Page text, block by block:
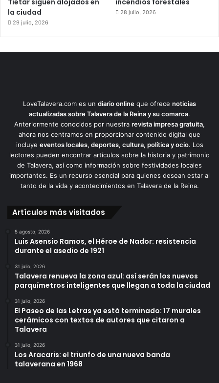
Tiétar siguen alojados en
la ciudad
29 julio, 2026
incendios forestales
28 julio, 2026
LoveTalavera.com es un diario online que ofrece noticias
actualizadas sobre Talavera de la Reina y su comarca.
Anteriormente conocidos por nuestra revista impresa gratuita,
ahora nos centramos en proporcionar contenido digital que
incluye eventos locales, deportes, cultura, política y ocio. Los
lectores pueden encontrar artículos sobre la historia y patrimonio
de Talavera, así como información sobre festividades locales
importantes. Es un recurso esencial para quienes desean estar al
tanto de la vida y acontecimientos en Talavera de la Reina.
Artículos más visitados
5 agosto, 2026
Luis Asensio Ramos, el Héroe de Nador: resistencia
durante el asedio de 1921
31 julio, 2026
Talavera renueva la zona azul: así serán los nuevos
parquímetros inteligentes que llegan a toda la ciudad
31 julio, 2026
El Paseo de las Letras ya está terminado: 17 murales
cerámicos con textos de autores que citaron a
Talavera
31 julio, 2026
Los Aracaris: el triunfo de una nueva banda
talaverana en 1968